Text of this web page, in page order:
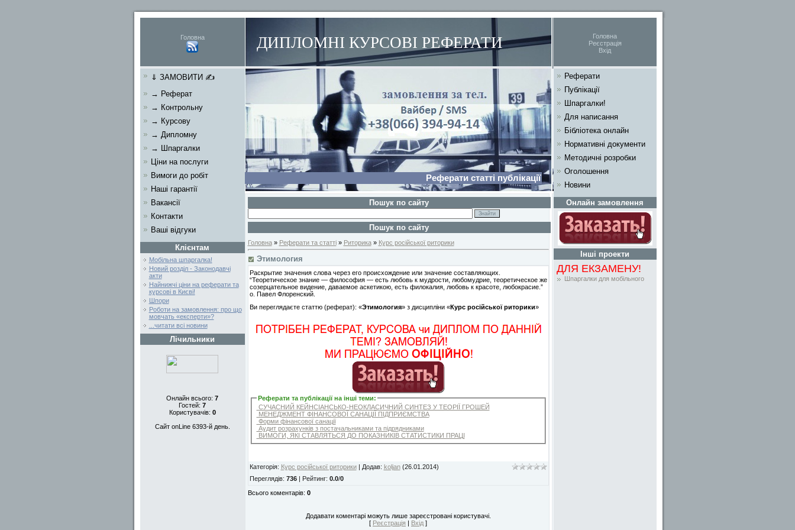
Головна ДИПЛОМНІ КУРСОВІ РЕФЕРАТИ
Головна
Реєстрація
Вхід
⇓ ЗАМОВИТИ ✍
→ Реферат
→ Контрольну
→ Курсову
→ Дипломну
→ Шпаргалки
Ціни на послуги
Вимоги до робіт
Наші гарантії
Вакансії
Контакти
Ваші відгуки
Клієнтам
Мобільна шпаргалка!
Новий розділ - Законодавчі
акти
Найнижчі ціни на реферати та
курсові в Києві!
Шпори
Роботи на замовлення: про що
мовчать «експерти»?
...читати всі новини
Лічильники
Онлайн всього: 7
Гостей: 7
Користувачів: 0
Сайт onLine 6393-й день.
Реферати статті публікації
Пошук по сайту
Пошук по сайту
Головна» Реферати та статті» Риторика» Курс російської риторики
Этимология
Раскрытие значения слова через его происхождение или значение составляющих.
“Теоретическое знание — философия — есть любовь к мудрости, любомудрие, теоретическое же
созерцательное видение, даваемое аскетикою, есть филокалия, любовь к красоте, любокрасие.”
о. Павел Флоренский.
Ви переглядаєте статтю (реферат): «Этимология» з дисципліни «Курс російської риторики»
Реферати та публікації на інші теми:
СУЧАСНИЙ КЕЙНСІАНСЬКО-НЕОКЛАСИЧНИЙ СИНТЕЗ У ТЕОРІЇ ГРОШЕЙ
МЕНЕДЖМЕНТ ФІНАНСОВОЇ САНАЦІЇ ПІДПРИЄМСТВА
Форми фінансової санації
Аудит розрахунків з постачальниками та підрядниками
ВИМОГИ, ЯКІ СТАВЛЯТЬСЯ ДО ПОКАЗНИКІВ СТАТИСТИКИ ПРАЦІ
Категорія: Курс російської риторики| Додав: koljan(26.01.2014)
Переглядів: 736| Рейтинг: 0.0/0
Всього коментарів: 0
Додавати коментарі можуть лише зареєстровані користувачі.
[ Реєстрація | Вхід ]
Реферати
Публікації
Шпаргалки!
Для написання
Бібліотека онлайн
Нормативні документи
Методичні розробки
Оголошення
Новини
Онлайн замовлення
Інші проекти
ДЛЯ ЕКЗАМЕНУ!
Шпаргалки для мобільного